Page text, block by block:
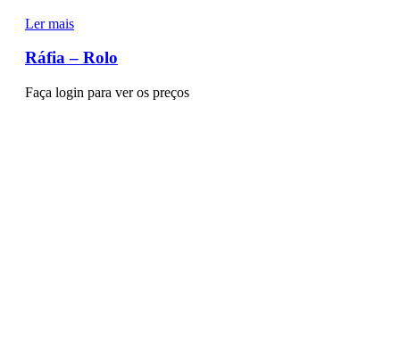
Ler mais
Ráfia – Rolo
Faça login para ver os preços